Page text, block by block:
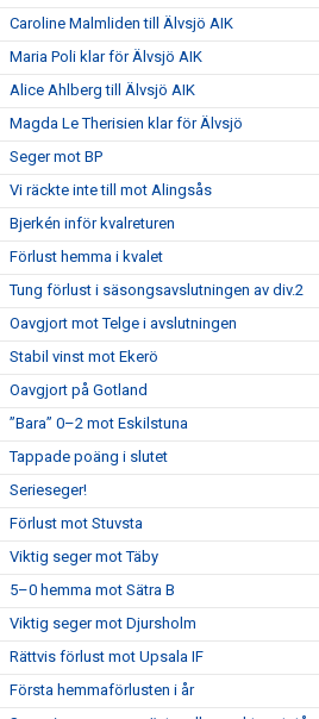
Caroline Malmliden till Älvsjö AIK
Maria Poli klar för Älvsjö AIK
Alice Ahlberg till Älvsjö AIK
Magda Le Therisien klar för Älvsjö
Seger mot BP
Vi räckte inte till mot Alingsås
Bjerkén inför kvalreturen
Förlust hemma i kvalet
Tung förlust i säsongsavslutningen av div.2
Oavgjort mot Telge i avslutningen
Stabil vinst mot Ekerö
Oavgjort på Gotland
”Bara” 0–2 mot Eskilstuna
Tappade poäng i slutet
Serieseger!
Förlust mot Stuvsta
Viktig seger mot Täby
5–0 hemma mot Sätra B
Viktig seger mot Djursholm
Rättvis förlust mot Upsala IF
Första hemmaförlusten i år